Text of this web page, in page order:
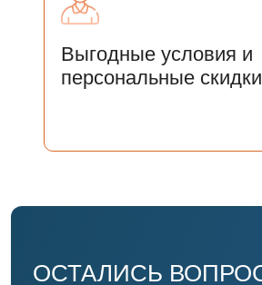
Выгодные условия и
персональные скидки
Нажимая на кнопку «Отправить» Вы соглашаетесь
Соглашением на